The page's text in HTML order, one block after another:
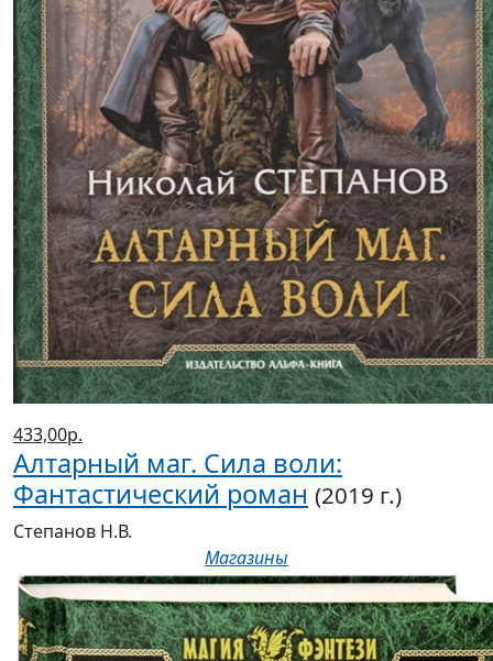
433,00р.
Алтарный маг. Сила воли:
Фантастический роман (2019 г.)
Степанов Н.В.
Магазины